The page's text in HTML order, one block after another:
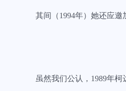
其间（1994年）她还应
虽然我们公认，1989年